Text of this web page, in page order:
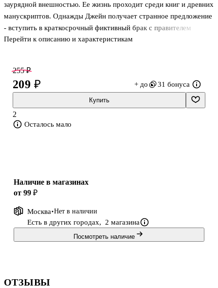
заурядной внешностью. Ее жизнь проходит среди книг и древних
манускриптов. Однажды Джейн получает странное предложение
- вступить в краткосрочный фиктивный брак с правителем
Кафалы, высокомерным и гордым человеком, которого она
раскаиваться в своем решении...
Перейти к описанию и характеристикам
255 ₽
209 ₽ + до 31 бонуса
Купить
2
Осталось мало
Наличие в магазинах
от 99 ₽
Москва Нет в наличии
Есть в других городах, 2 магазина
Посмотреть наличие
ОТЗЫВЫ